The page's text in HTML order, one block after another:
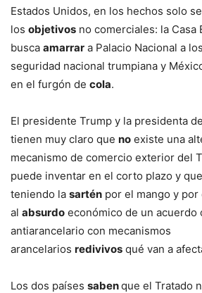
Estados Unidos, en los hechos solo
los objetivos no comerciales: la Casa
busca amarrar a Palacio Nacional a
seguridad nacional trumpiana y
en el furgón de cola.
El presidente Trump y la presidenta
tienen muy claro que no existe una
mecanismo de comercio exterior del
puede inventar en el corto plazo y
teniendo la sartén por el mango y
al absurdo económico de un acuerdo
antiarancelario con mecanismos
arancelarios redivivos qué van a
Los dos países sabenque el Tratado